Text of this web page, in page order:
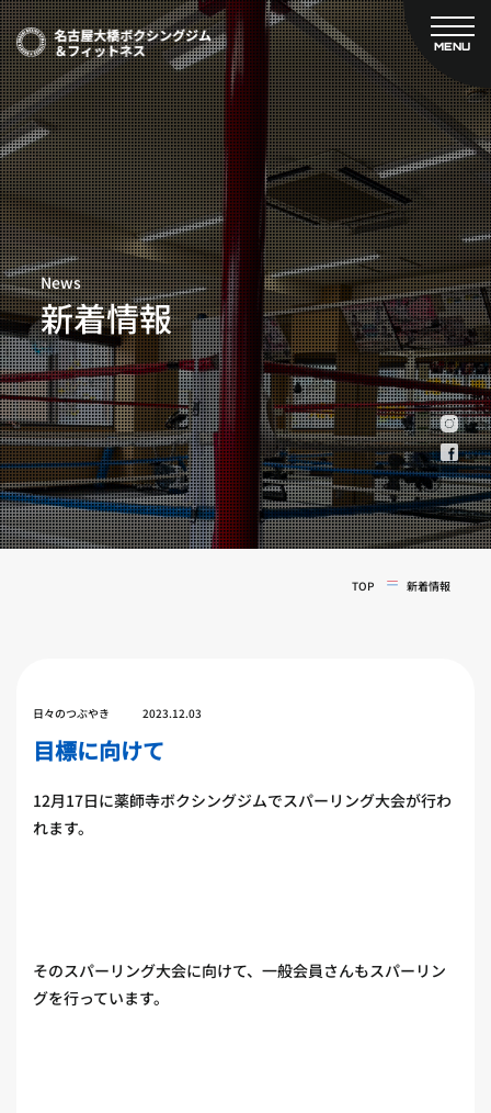
MENU
CLOSE
TOP
新着情報
ご予約
プライベートコース予約
レンタルスタジオ予約
名古屋大橋ボクシングジムについて
大橋弘政プロフィール
スタッフ紹介
料金案内
設備紹介
アクセス
営業時間
トレーナー募集
スポンサー募集
大会チケット購入
キャンペーン
実戦コース
料金システム
フィットネスコース
News
新着情報
TOP 新着情報
日々のつぶやき 2023.12.03
目標に向けて
12月17日に薬師寺ボクシングジムでスパーリング大会が行わ
れます。
そのスパーリング大会に向けて、一般会員さんもスパーリン
グを行っています。